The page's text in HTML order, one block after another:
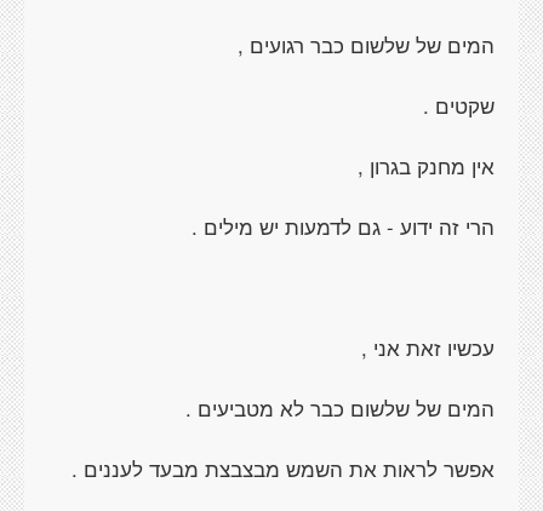
המים של שלשום כבר רגועים ,
שקטים .
אין מחנק בגרון ,
הרי זה ידוע - גם לדמעות יש מילים .
עכשיו זאת אני ,
המים של שלשום כבר לא מטביעים .
אפשר לראות את השמש מבצבצת מבעד לעננים .